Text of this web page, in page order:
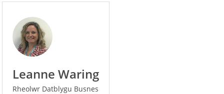
Leanne Waring
Rheolwr Datblygu Busnes